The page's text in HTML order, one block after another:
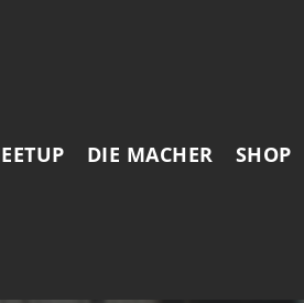
DIE MACHER SHOP